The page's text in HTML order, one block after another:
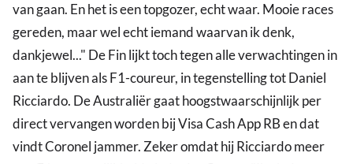
van gaan. En het is een topgozer, echt waar. Mooie races
gereden, maar wel echt iemand waarvan ik denk,
dankjewel..." De Fin lijkt toch tegen alle verwachtingen in
aan te blijven als F1-coureur, in tegenstelling tot Daniel
Ricciardo. De Australiër gaat hoogstwaarschijnlijk per
direct vervangen worden bij Visa Cash App RB en dat
vindt Coronel jammer. Zeker omdat hij Ricciardo meer